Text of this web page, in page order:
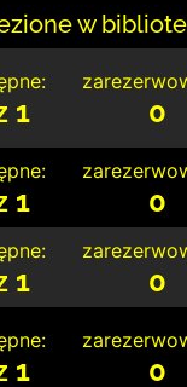
w
1 0
1 0
1 0
1 0